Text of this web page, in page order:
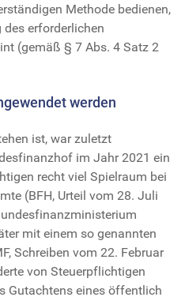
Methode bedienen,
erforderlichen
(gemäß § 7 Abs. 4 Satz 2
werden
ist, war zuletzt
im Jahr 2021 ein
recht viel Spielraum bei
(BFH, Urteil vom 28. Juli
mit einem so genannten
Schreiben vom 22. Februar
von Steuerpflichtigen
Gutachtens eines öffentlich